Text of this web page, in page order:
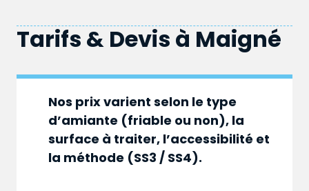
Tarifs & Devis à Maigné
Nos prix varient selon le type
d’amiante (friable ou non), la
surface à traiter, l’accessibilité et
la méthode (SS3 / SS4).